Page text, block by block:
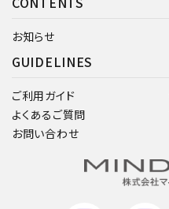
お知らせ
GUIDELINES
ご利用ガイド
よくあるご質問
お問い合わせ